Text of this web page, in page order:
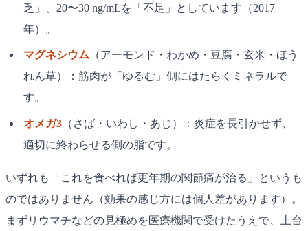
乏」、20〜30 ng/mLを「不足」としています（2017
年）。
マグネシウム （アーモンド・わかめ・豆腐・玄米・ほう
れん草）：筋肉が「ゆるむ」側にはたらくミネラルで
す。
オメガ3（さば・いわし・あじ）：炎症を長引かせず、
適切に終わらせる側の脂です。
いずれも「これを食べれば更年期の関節痛が治る」というも
のではありません（効果の感じ方には個人差があります）。
まずリウマチなどの見極めを医療機関で受けたうえで、土台